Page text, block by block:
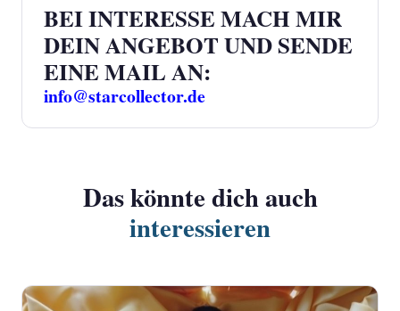
BEI INTERESSE MACH MIR
DEIN ANGEBOT UND SENDE
EINE MAIL AN:
info@starcollector.de
Das könnte dich auch
interessieren